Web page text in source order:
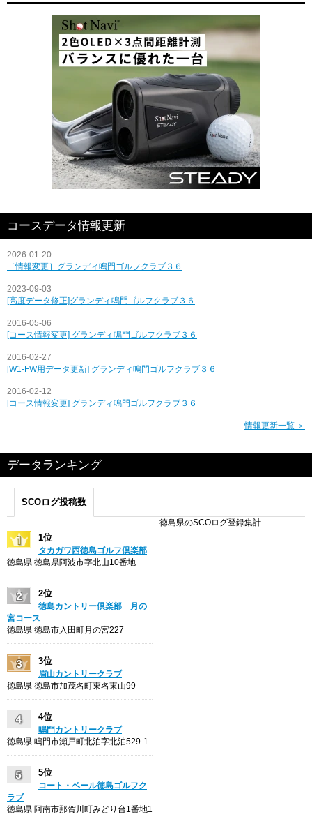
コースデータ情報更新
2026-01-20
［情報変更］グランディ鳴門ゴルフクラブ３６
2023-09-03
[高度データ修正]グランディ鳴門ゴルフクラブ３６
2016-05-06
[コース情報変更] グランディ鳴門ゴルフクラブ３６
2016-02-27
[W1-FW用データ更新] グランディ鳴門ゴルフクラブ３６
2016-02-12
[コース情報変更] グランディ鳴門ゴルフクラブ３６
情報更新一覧 ＞
データランキング
SCOログ投稿数
徳島県のSCOログ登録集計
1位
タカガワ西徳島ゴルフ倶楽部
徳島県 徳島県阿波市字北山10番地
2位
徳島カントリー倶楽部 月の
宮コース
徳島県 徳島市入田町月の宮227
3位
眉山カントリークラブ
徳島県 徳島市加茂名町東名東山99
4位
鳴門カントリークラブ
徳島県 鳴門市瀬戸町北泊字北泊529-1
5位
コート・ベール徳島ゴルフク
ラブ
徳島県 阿南市那賀川町みどり台1番地1